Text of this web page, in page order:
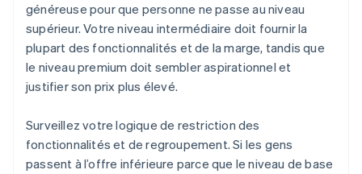
généreuse pour que personne ne passe au niveau
supérieur. Votre niveau intermédiaire doit fournir la
plupart des fonctionnalités et de la marge, tandis que
le niveau premium doit sembler aspirationnel et
justifier son prix plus élevé.
Surveillez votre logique de restriction des
fonctionnalités et de regroupement. Si les gens
passent à l’offre inférieure parce que le niveau de base